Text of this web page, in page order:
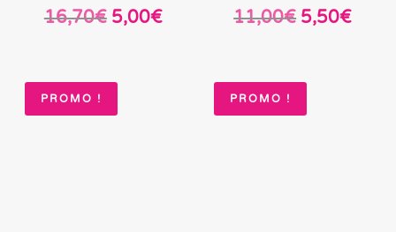
16,70€ Le
était :
16,70€.
5,00€Le
5,00€.
11,00€ Le
était :
11,00€.
5,50€Le
PROMO ! PROMO !